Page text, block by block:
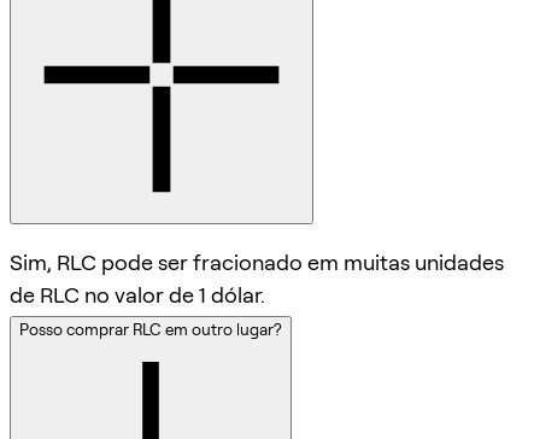
Sim, RLC pode ser fracionado em muitas unidades
de RLC no valor de 1 dólar.
Posso comprar RLC em outro lugar?